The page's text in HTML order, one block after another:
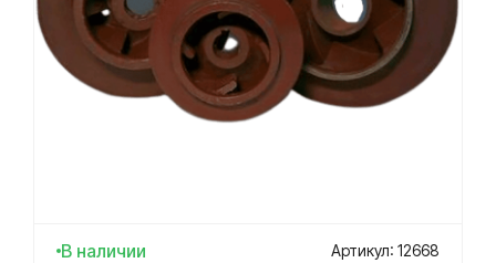
В наличии Артикул: 12668